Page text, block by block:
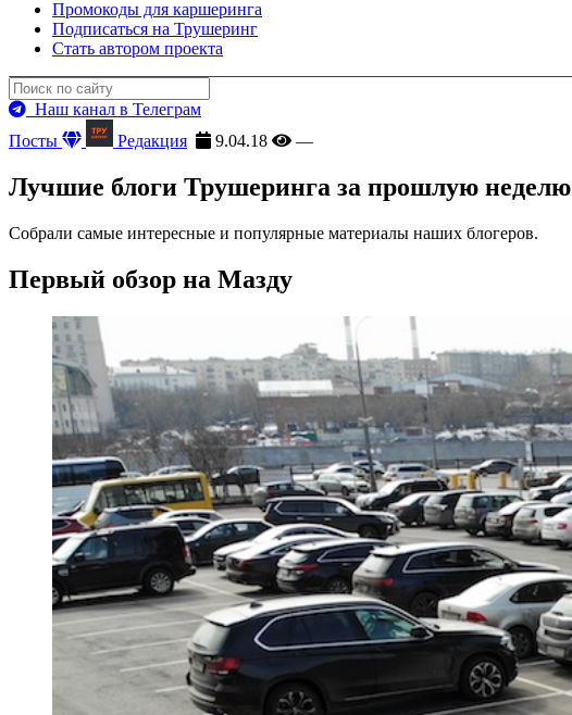
Промокоды для каршеринга
Подписаться на Трушеринг
Стать автором проекта
Наш канал в Телеграм
Посты
Редакция 9.04.18 —
Лучшие блоги Трушеринга за прошлую неделю
Собрали самые интересные и популярные материалы наших блогеров.
Первый обзор на Мазду